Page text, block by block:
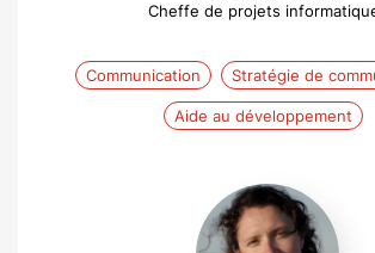
Cheffe de projets
Communication Stratégie de
Aide au développement
Pauline
Rullière